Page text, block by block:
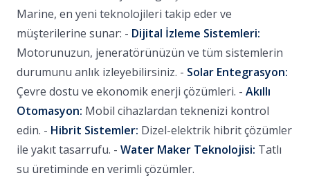
Marine, en yeni teknolojileri takip eder ve
müşterilerine sunar: - Dijital İzleme Sistemleri:
Motorunuzun, jeneratörünüzün ve tüm sistemlerin
durumunu anlık izleyebilirsiniz. - Solar Entegrasyon:
Çevre dostu ve ekonomik enerji çözümleri. - Akıllı
Otomasyon: Mobil cihazlardan teknenizi kontrol
edin. - Hibrit Sistemler: Dizel-elektrik hibrit çözümler
ile yakıt tasarrufu. - Water Maker Teknolojisi: Tatlı
su üretiminde en verimli çözümler.